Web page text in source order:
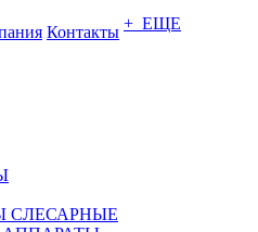
Контакты + ЕЩЕ
СЛЕСАРНЫЕ